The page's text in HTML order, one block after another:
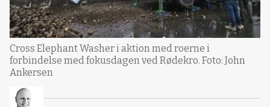
Cross Elephant Washer i aktion med roerne i
forbindelse med fokusdagen ved Rødekro. Foto: John
Ankersen